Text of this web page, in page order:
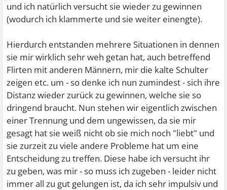
und ich natürlich versucht sie wieder zu gewinnen
(wodurch ich klammerte und sie weiter einengte).
Hierdurch entstanden mehrere Situationen in dennen
sie mir wirklich sehr weh getan hat, auch betreffend
Flirten mit anderen Männern, mir die kalte Schulter
zeigen etc. um - so denke ich nun zumindest - sich ihre
Distanz wieder zurück zu gewinnen, welche sie so
dringend braucht. Nun stehen wir eigentlich zwischen
einer Trennung und dem ungewissen, da sie mir
gesagt hat sie weiß nicht ob sie mich noch "liebt" und
sie zurzeit zu viele andere Probleme hat um eine
Entscheidung zu treffen. Diese habe ich versucht ihr
zu geben, was mir - so muss ich zugeben - leider nicht
immer all zu gut gelungen ist, da ich sehr impulsiv und